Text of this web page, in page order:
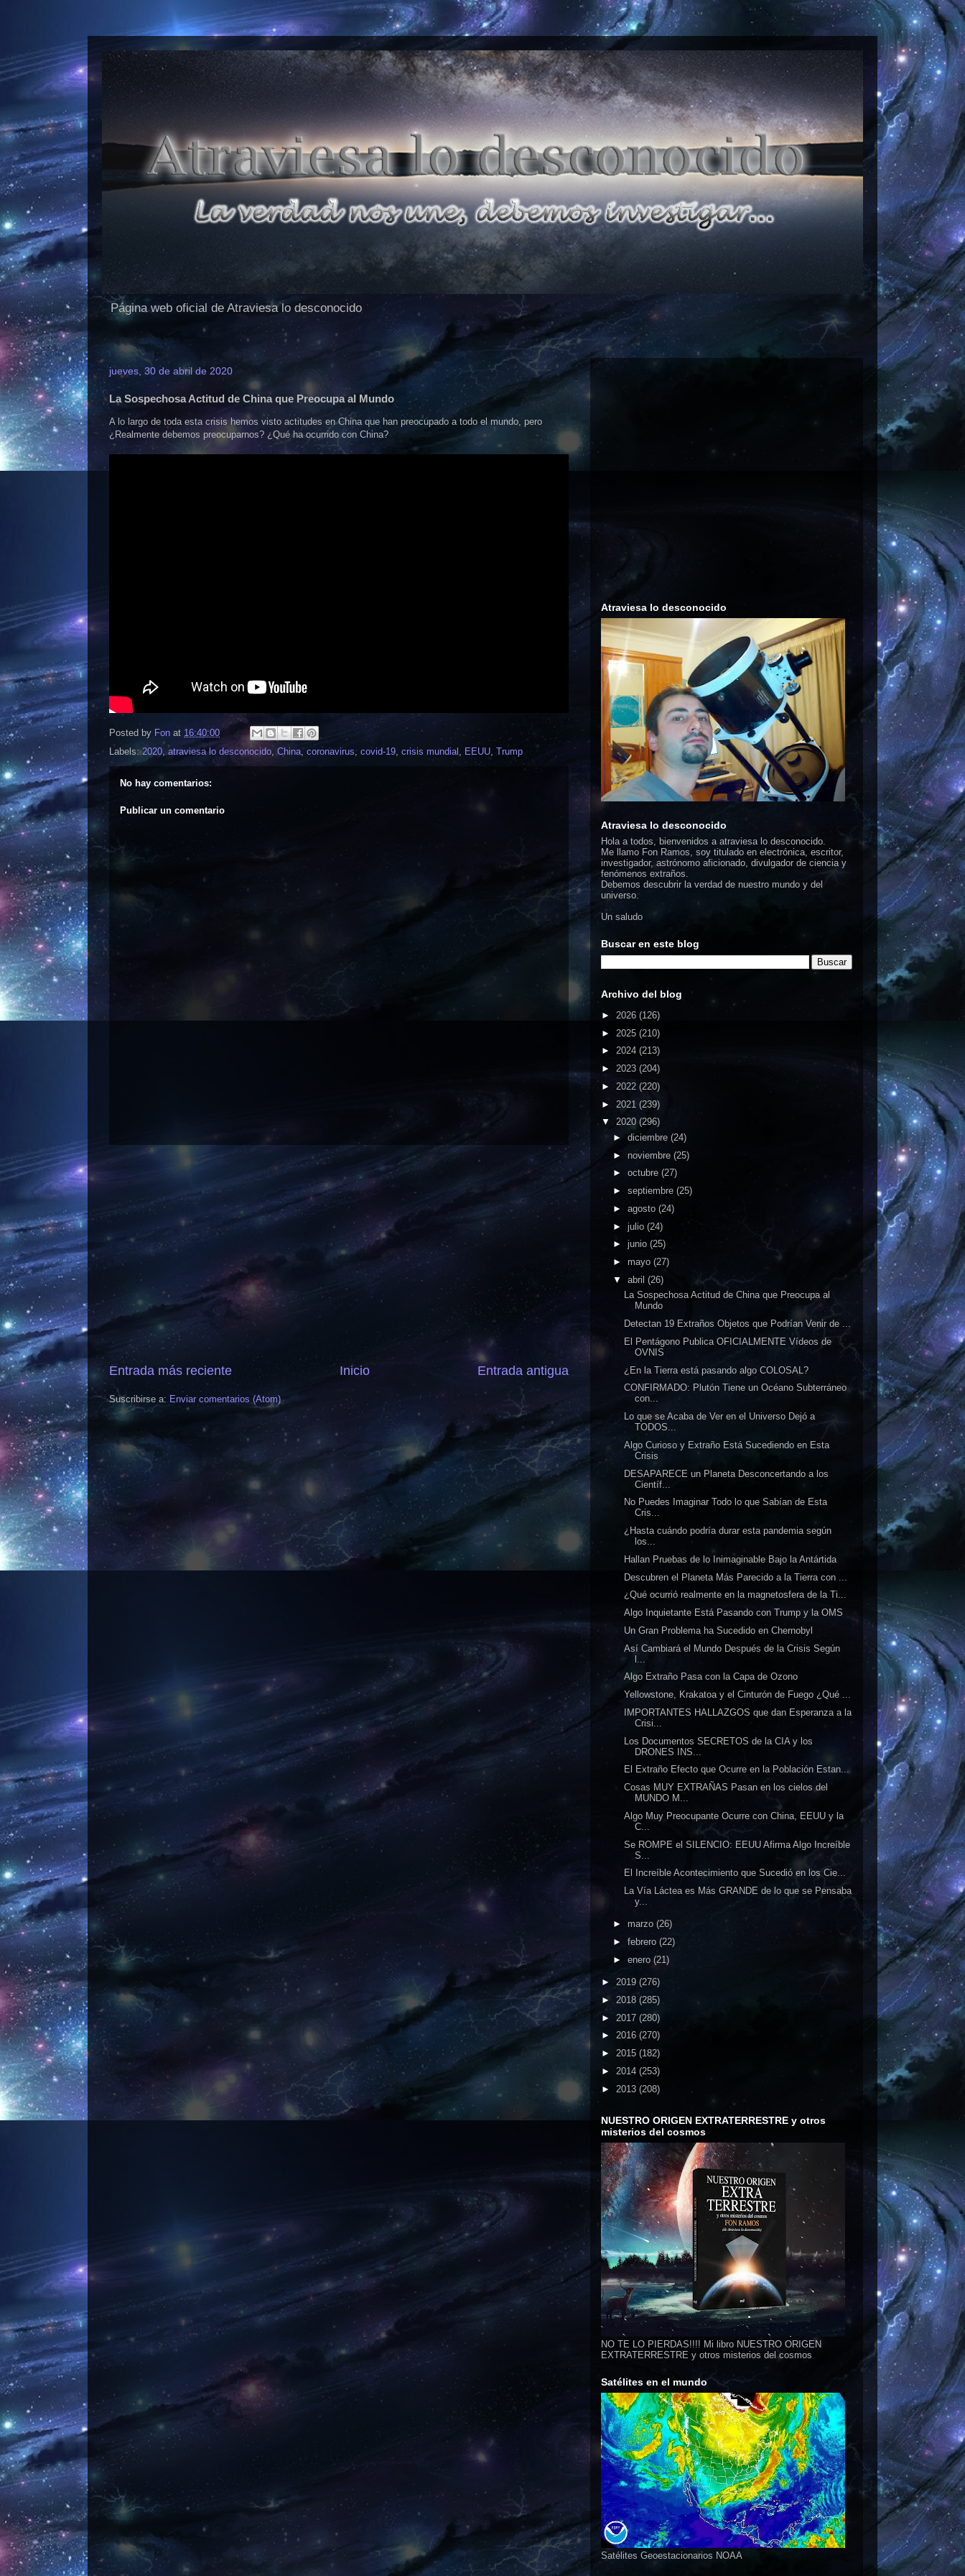
Página web oficial de Atraviesa lo desconocido
jueves, 30 de abril de 2020
La Sospechosa Actitud de China que Preocupa al Mundo
A lo largo de toda esta crisis hemos visto actitudes en China que han preocupado a todo el mundo, pero
¿Realmente debemos preocuparnos? ¿Qué ha ocurrido con China?
Posted by Fon at 16:40:00
Labels:2020, atraviesa lo desconocido,China, coronavirus, covid-19, crisis mundial , EEUU, Trump
No hay comentarios:
Publicar un comentario
Entrada más reciente Entrada antigua
Inicio
Suscribirse a: Enviar comentarios (Atom)
Atraviesa lo desconocido
Atraviesa lo desconocido
Hola a todos, bienvenidos a atraviesa lo desconocido.
Me llamo Fon Ramos, soy titulado en electrónica, escritor,
investigador, astrónomo aficionado, divulgador de ciencia y
fenómenos extraños.
Debemos descubrir la verdad de nuestro mundo y del
universo.
Un saludo
Buscar en este blog
Archivo del blog
► 2026 (126)
► 2025 (210)
► 2024 (213)
► 2023 (204)
► 2022 (220)
► 2021 (239)
▼ 2020 (296)
► diciembre (24)
► noviembre (25)
► octubre (27)
► septiembre (25)
► agosto (24)
► julio (24)
► junio (25)
► mayo (27)
▼ abril (26)
La Sospechosa Actitud de China que Preocupa al
Mundo
Detectan 19 Extraños Objetos que Podrían Venir de ...
El Pentágono Publica OFICIALMENTE Vídeos de
OVNIS
¿En la Tierra está pasando algo COLOSAL?
CONFIRMADO: Plutón Tiene un Océano Subterráneo
con...
Lo que se Acaba de Ver en el Universo Dejó a
TODOS...
Algo Curioso y Extraño Está Sucediendo en Esta
Crisis
DESAPARECE un Planeta Desconcertando a los
Científ...
No Puedes Imaginar Todo lo que Sabían de Esta
Cris...
¿Hasta cuándo podría durar esta pandemia según
los...
Hallan Pruebas de lo Inimaginable Bajo la Antártida
Descubren el Planeta Más Parecido a la Tierra con ...
¿Qué ocurrió realmente en la magnetosfera de la Ti...
Algo Inquietante Está Pasando con Trump y la OMS
Un Gran Problema ha Sucedido en Chernobyl
Así Cambiará el Mundo Después de la Crisis Según
l...
Algo Extraño Pasa con la Capa de Ozono
Yellowstone, Krakatoa y el Cinturón de Fuego ¿Qué ...
IMPORTANTES HALLAZGOS que dan Esperanza a la
Crisi...
Los Documentos SECRETOS de la CIA y los
DRONES INS...
El Extraño Efecto que Ocurre en la Población Estan...
Cosas MUY EXTRAÑAS Pasan en los cielos del
MUNDO M...
Algo Muy Preocupante Ocurre con China, EEUU y la
C...
Se ROMPE el SILENCIO: EEUU Afirma Algo Increíble
S...
El Increíble Acontecimiento que Sucedió en los Cie...
La Vía Láctea es Más GRANDE de lo que se Pensaba
y...
► marzo (26)
► febrero (22)
► enero (21)
► 2019 (276)
► 2018 (285)
► 2017 (280)
► 2016 (270)
► 2015 (182)
► 2014 (253)
► 2013 (208)
NUESTRO ORIGEN EXTRATERRESTRE y otros
misterios del cosmos
NO TE LO PIERDAS!!!! Mi libro NUESTRO ORIGEN
EXTRATERRESTRE y otros misterios del cosmos
Satélites en el mundo
Satélites Geoestacionarios NOAA